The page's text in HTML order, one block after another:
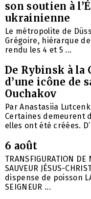
son soutien à
ukrainienne
Le métropolite de
Grégoire, hiérarque
rendu les 4 et 5 ...
De Rybinsk à la
d’une icône de
Ouchakov
Par Anastasiia
Certaines demeurent
elles ont été créées.
6 août
TRANSFIGURATION DE
SAUVEUR JÉSUS-
dispense de poisson LA
SEIGNEUR ...